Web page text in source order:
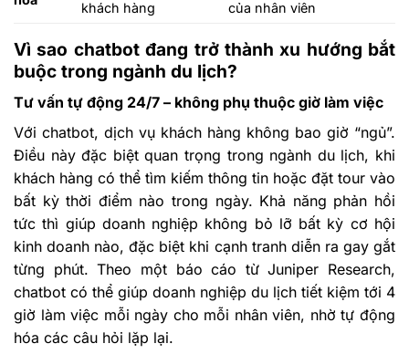
khách hàng của nhân viên
Vì sao chatbot đang trở thành xu hướng bắt
buộc trong ngành du lịch?
Tư vấn tự động 24/7 – không phụ thuộc giờ làm việc
Với chatbot, dịch vụ khách hàng không bao giờ “ngủ”.
Điều này đặc biệt quan trọng trong ngành du lịch, khi
khách hàng có thể tìm kiếm thông tin hoặc đặt tour vào
bất kỳ thời điểm nào trong ngày. Khả năng phản hồi
tức thì giúp doanh nghiệp không bỏ lỡ bất kỳ cơ hội
kinh doanh nào, đặc biệt khi cạnh tranh diễn ra gay gắt
từng phút. Theo một báo cáo từ Juniper Research,
chatbot có thể giúp doanh nghiệp du lịch tiết kiệm tới 4
giờ làm việc mỗi ngày cho mỗi nhân viên, nhờ tự động
hóa các câu hỏi lặp lại.